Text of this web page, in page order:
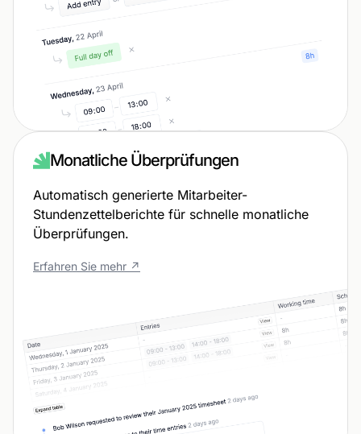
Monatliche Überprüfungen
Automatisch generierte Mitarbeiter-
Stundenzettelberichte für schnelle monatliche
Überprüfungen.
Erfahren Sie mehr ↗